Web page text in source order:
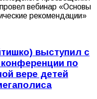
вебинар «Основы
рекомендации»
выступил с
по
вере детей